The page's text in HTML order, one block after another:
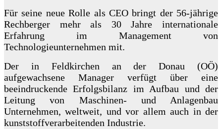
Für seine neue Rolle als CEO bringt der 56-jährige
Rechberger mehr als 30 Jahre internationale
Erfahrung im Management von
Technologieunternehmen mit.
Der in Feldkirchen an der Donau (OÖ)
aufgewachsene Manager verfügt über eine
beeindruckende Erfolgsbilanz im Aufbau und der
Leitung von Maschinen- und Anlagenbau
Unternehmen, weltweit, und vor allem auch in der
kunststoffverarbeitenden Industrie.